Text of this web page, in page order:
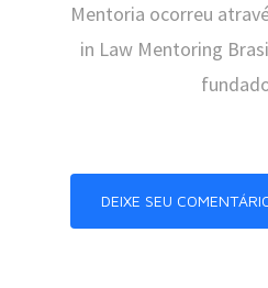
Mentoria ocorreu
in Law Mentoring
DEIXE SEU